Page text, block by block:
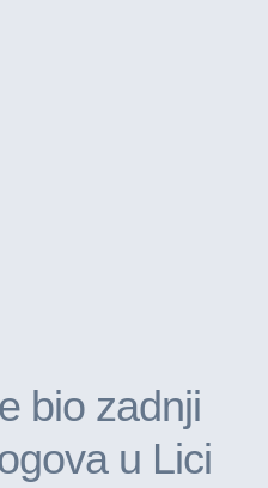
bio zadnji
u Lici